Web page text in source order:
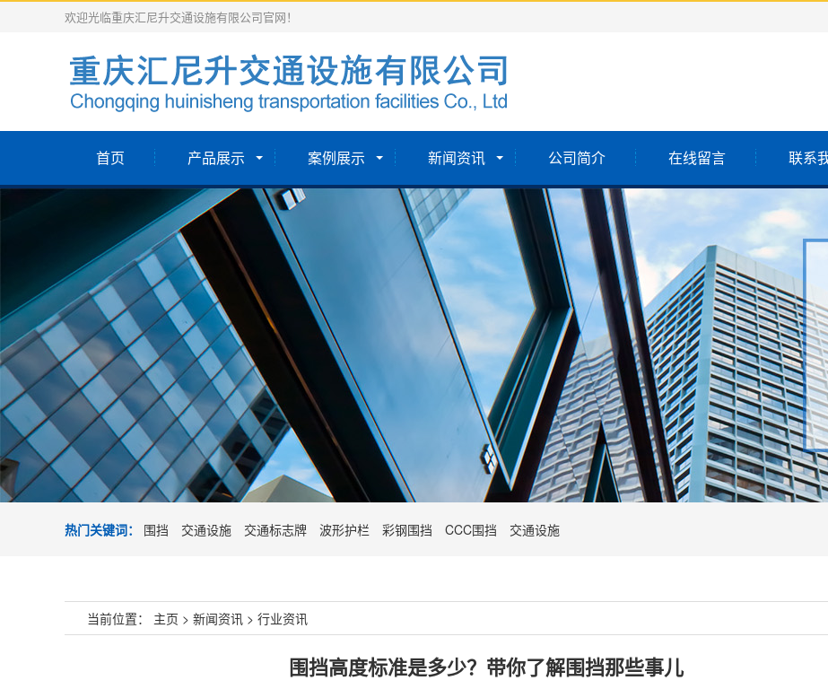
欢迎光临重庆汇尼升交通设施有限公司官网！
首页 产品展示 案例展示 新闻资讯 公司简介 在线留言 联系
热门关键词： 围挡 交通设施 交通标志牌 波形护栏 彩钢围挡 CCC围挡 交通设施
当前位置： 主页 > 新闻资讯 > 行业资讯
围挡高度标准是多少？带你了解围挡那些事儿